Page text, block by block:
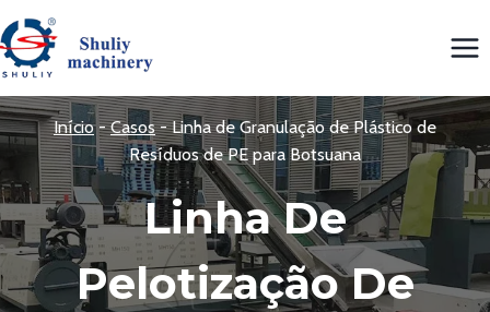
Skip
to
content
Início-Casos-Linha de Granulação de Plástico de
Resíduos de PE para Botsuana
Linha De
Pelotização De